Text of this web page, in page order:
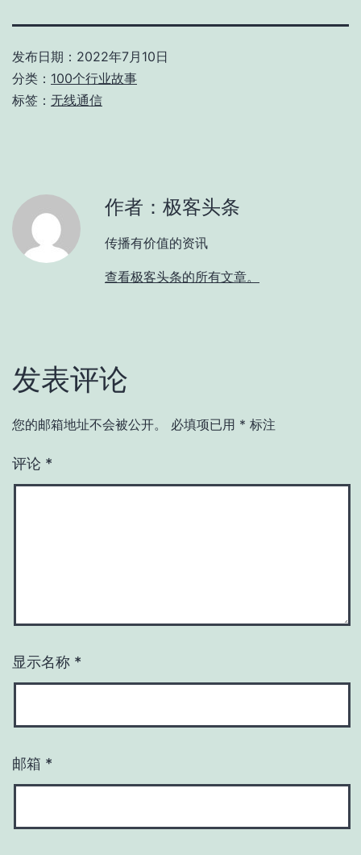
发布日期： 2022年7月10日
分类： 100个行业故事
标签： 无线通信
作者：极客头条
传播有价值的资讯
查看极客头条的所有文章。
发表评论
您的邮箱地址不会被公开。 必填项已用 * 标注
评论 *
显示名称 *
邮箱 *